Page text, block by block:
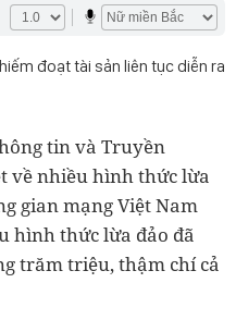
đoạt tài sản liên tục diễn ra
tin và Truyền
về nhiều hình thức lừa
gian mạng Việt Nam
hình thức lừa đảo đã
trăm triệu, thậm chí cả